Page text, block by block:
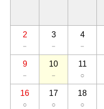
2
－
3
－
4
－
9
－
10
－
11
○
16
○
17
○
18
○